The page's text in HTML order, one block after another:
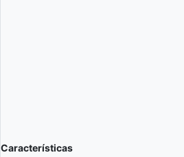
Características